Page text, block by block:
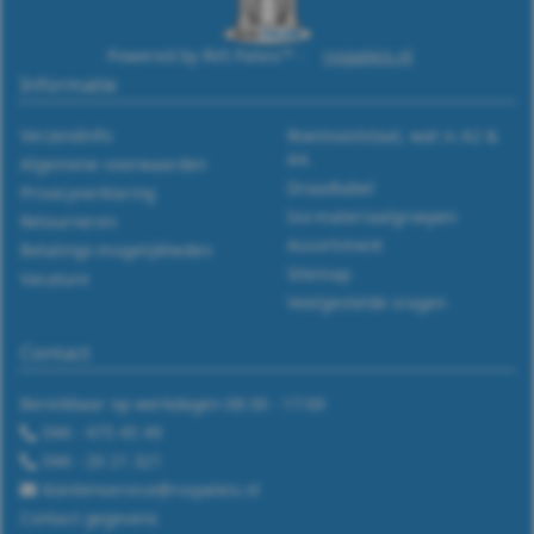
Powered by RVS Paleis™ - rvspaleis.nl
Informatie
Verzendinfo
Algemene voorwaarden
Privacyverklaring
Retourneren
Betalings-mogelijkheden
Vacature
Roestvaststaal, wat is A2 &
A4.
Draadtabel
Iso-materiaalgroepen
Assortiment
Sitemap
Veelgestelde vragen
Contact
Bereikbaar op werkdagen 08:30 - 17:00
046 - 475 45 49
046 - 20 21 321
klantenservice@rvspaleis.nl
Contact gegevens